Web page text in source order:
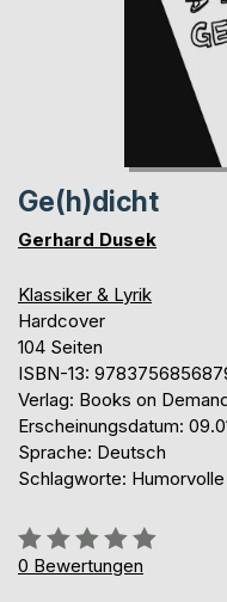
Ge(h)dicht
Gerhard Dusek
Klassiker & Lyrik
Hardcover
104 Seiten
ISBN-13:
Verlag: Books on
Erscheinungsdatum:
Sprache: Deutsch
Schlagworte:
Bewertung::
0%
0 Bewertungen